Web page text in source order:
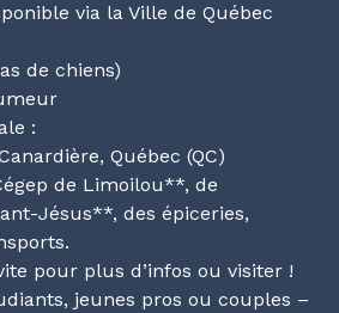
via la Ville de Québec
de chiens)
:
Québec (QC)
de Limoilou**, de
Jésus**, des épiceries,
pour plus d’infos ou visiter !
jeunes pros ou couples –